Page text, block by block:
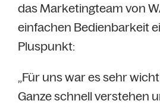
das Marketingteam von
einfachen Bedienbarkeit
Pluspunkt:
„Für uns war es sehr
Ganze schnell verstehen